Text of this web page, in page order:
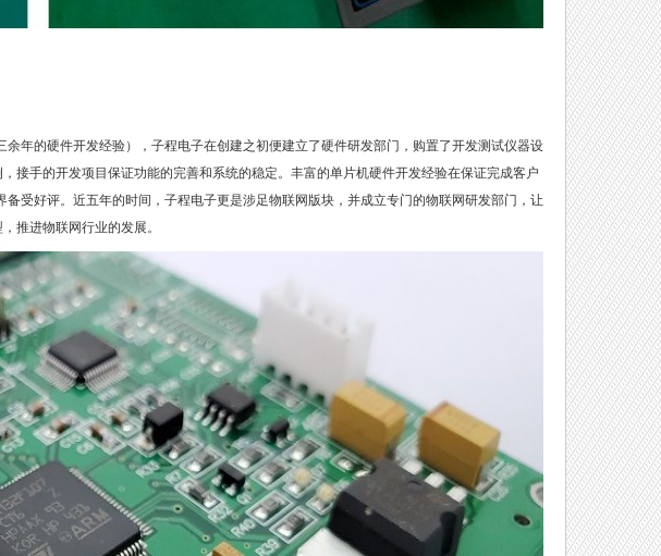
余年的硬件开发经验），子程电子在创建之初便建立了硬件研发部门，购置了开发测试仪器设
，接手的开发项目保证功能的完善和系统的稳定。丰富的单片机硬件开发经验在保证完成客户
备受好评。近五年的时间，子程电子更是涉足物联网版块，并成立专门的物联网研发部门，让
推进物联网行业的发展。